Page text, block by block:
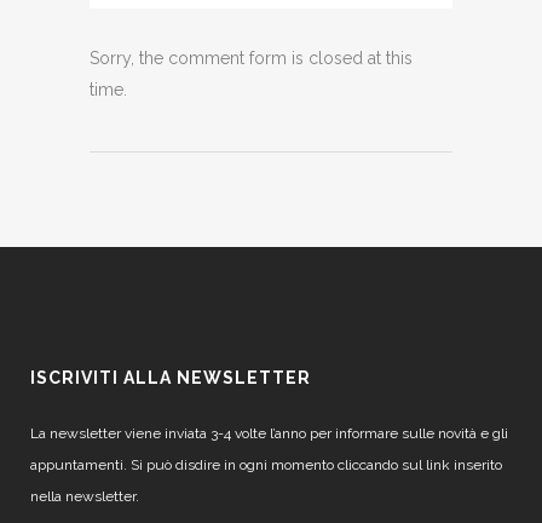
Sorry, the comment form is closed at this
time.
ISCRIVITI ALLA NEWSLETTER
La newsletter viene inviata 3-4 volte l’anno per informare sulle novità e gli
appuntamenti. Si può disdire in ogni momento cliccando sul link inserito
nella newsletter.